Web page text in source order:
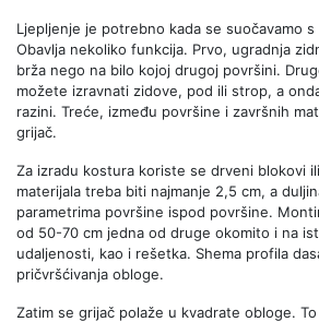
Ljepljenje je potrebno kada se suočavamo
Obavlja nekoliko funkcija. Prvo, ugradnja
brža nego na bilo kojoj drugoj površini.
možete izravnati zidove, pod ili strop, a
razini. Treće, između površine i završnih
grijač.
Za izradu kostura koriste se drveni blokovi
materijala treba biti najmanje 2,5 cm, a
parametrima površine ispod površine.
od 50-70 cm jedna od druge okomito i na
udaljenosti, kao i rešetka. Shema profila
pričvršćivanja obloge.
Zatim se grijač polaže u kvadrate obloge.